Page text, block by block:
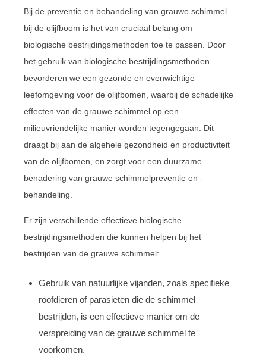
Bij de preventie en behandeling van grauwe schimmel
bij de olijfboom is het van cruciaal belang om
biologische bestrijdingsmethoden toe te passen. Door
het gebruik van biologische bestrijdingsmethoden
bevorderen we een gezonde en evenwichtige
leefomgeving voor de olijfbomen, waarbij de schadelijke
effecten van de grauwe schimmel op een
milieuvriendelijke manier worden tegengegaan. Dit
draagt bij aan de algehele gezondheid en productiviteit
van de olijfbomen, en zorgt voor een duurzame
benadering van grauwe schimmelpreventie en -
behandeling.
Er zijn verschillende effectieve biologische
bestrijdingsmethoden die kunnen helpen bij het
bestrijden van de grauwe schimmel:
Gebruik van natuurlijke vijanden, zoals specifieke
roofdieren of parasieten die de schimmel
bestrijden, is een effectieve manier om de
verspreiding van de grauwe schimmel te
voorkomen.